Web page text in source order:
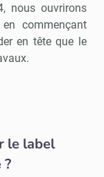
nous ouvrirons
commençant
en tête que le
le label